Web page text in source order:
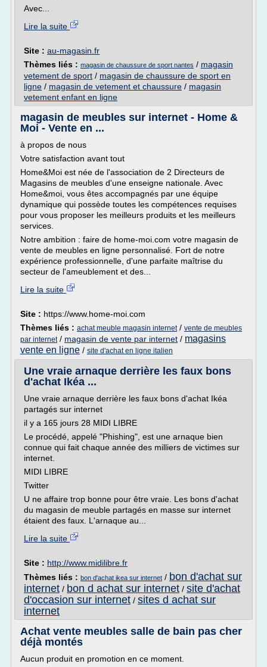
Avec...
Lire la suite
Site : au-magasin.fr
Thèmes liés : magasin de chaussure de sport nantes / magasin
vetement de sport / magasin de chaussure de sport en
ligne / magasin de vetement et chaussure / magasin
vetement enfant en ligne
magasin de meubles sur internet - Home &
Moi - Vente en ...
à propos de nous
Votre satisfaction avant tout
Home&Moi est née de l'association de 2 Directeurs de
Magasins de meubles d'une enseigne nationale. Avec
Home&moi, vous êtes accompagnés par une équipe
dynamique qui possède toutes les compétences requises
pour vous proposer les meilleurs produits et les meilleurs
services.
Notre ambition : faire de home-moi.com votre magasin de
vente de meubles en ligne personnalisé. Fort de notre
expérience professionnelle, d'une parfaite maîtrise du
secteur de l'ameublement et des...
Lire la suite
Site : https://www.home-moi.com
Thèmes liés : achat meuble magasin internet/ vente de meubles
par internet/ magasin de vente par internet / magasins
vente en ligne / site d'achat en ligne italien
Une vraie arnaque derrière les faux bons
d'achat Ikéa ...
Une vraie arnaque derrière les faux bons d'achat Ikéa
partagés sur internet
il y a 165 jours 28 MIDI LIBRE
Le procédé, appelé "Phishing", est une arnaque bien
connue qui fait chaque année des milliers de victimes sur
internet.
MIDI LIBRE
Twitter
U ne affaire trop bonne pour être vraie. Les bons d'achat
du magasin de meuble partagés en masse sur internet
étaient des faux. L'arnaque au...
Lire la suite
Site : http://www.midilibre.fr
Thèmes liés : bon d'achat ikea sur internet / bon d'achat sur
internet / bon d achat sur internet / site d'achat
d'occasion sur internet / sites d achat sur
internet
Achat vente meubles salle de bain pas cher
déjà montés
Aucun produit en promotion en ce moment.